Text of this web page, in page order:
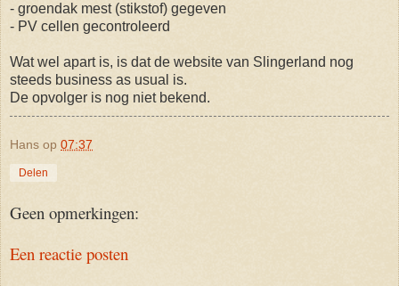
- groendak mest (stikstof) gegeven
- PV cellen gecontroleerd
Wat wel apart is, is dat de website van Slingerland nog
steeds business as usual is.
De opvolger is nog niet bekend.
Hans op 07:37
Delen
Geen opmerkingen:
Een reactie posten